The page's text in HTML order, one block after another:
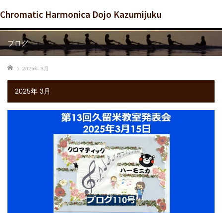
Chromatic Harmonica Dojo Kazumijuku
ブログ
ホーム 2025年 3月
2025年 3月